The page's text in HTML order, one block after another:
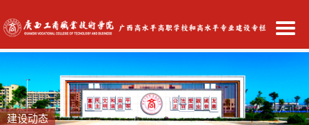
建设动态